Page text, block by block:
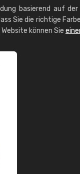
basierend auf
Sie die richtige
können Sie